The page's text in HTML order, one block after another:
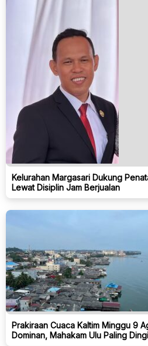
Kelurahan Margasari Dukung
Lewat Disiplin Jam Berjualan
Prakiraan Cuaca Kaltim Minggu 9
Dominan, Mahakam Ulu Paling